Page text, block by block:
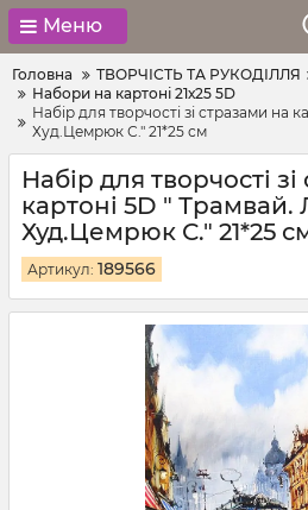
Меню
Головна ТВОРЧІСТЬ ТА РУКОДІЛЛЯ
Набори на картоні 21х25 5D
Набір для творчості зі стразами на
Худ.Цемрюк С." 21*25 см
Набір для творчості
картоні 5D " Трамвай.
Худ.Цемрюк С." 21*25
Артикул: 189566